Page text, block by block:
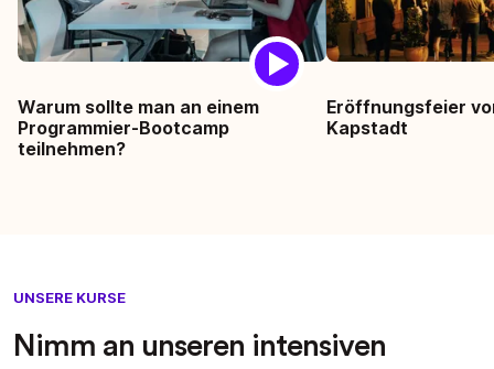
Warum sollte man an einem
Programmier-Bootcamp
teilnehmen?
Eröffnungsfeier
Kapstadt
UNSERE KURSE
Nimm an unseren intensiven